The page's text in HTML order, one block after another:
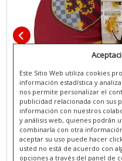
Este Sitio Web utiliza cookies
información estadística y
nos permite personalizar el
publicidad relacionada con sus
información con nuestros
y análisis web, quienes podrán
combinarla con otra
aceptar su uso puede hacer
usted no está de acuerdo con
opciones a través del panel de